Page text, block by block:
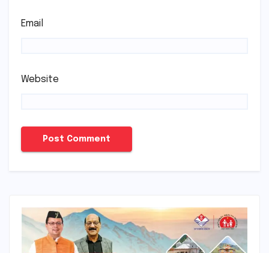
Email
Website